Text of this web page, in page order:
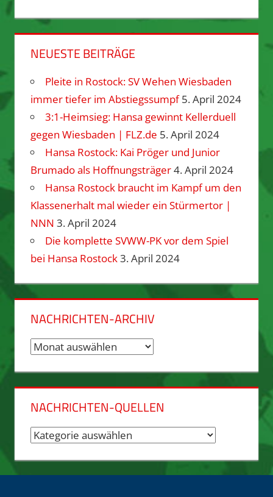
NEUESTE BEITRÄGE
Pleite in Rostock: SV Wehen Wiesbaden
immer tiefer im Abstiegssumpf 5. April 2024
3:1-Heimsieg: Hansa gewinnt Kellerduell
gegen Wiesbaden | FLZ.de 5. April 2024
Hansa Rostock: Kai Pröger und Junior
Brumado als Hoffnungsträger4. April 2024
Hansa Rostock braucht im Kampf um den
Klassenerhalt mal wieder ein Stürmertor |
NNN 3. April 2024
Die komplette SVWW-PK vor dem Spiel
bei Hansa Rostock3. April 2024
NACHRICHTEN-ARCHIV
Nachrichten-
NACHRICHTEN-QUELLEN
Nachrichten-